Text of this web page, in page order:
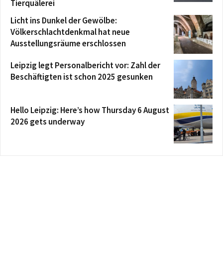
Tierquälerei
Licht ins Dunkel der Gewölbe:
Völkerschlachtdenkmal hat neue
Ausstellungsräume erschlossen
Leipzig legt Personalbericht vor: Zahl der
Beschäftigten ist schon 2025 gesunken
Hello Leipzig: Here’s how Thursday 6 August
2026 gets underway